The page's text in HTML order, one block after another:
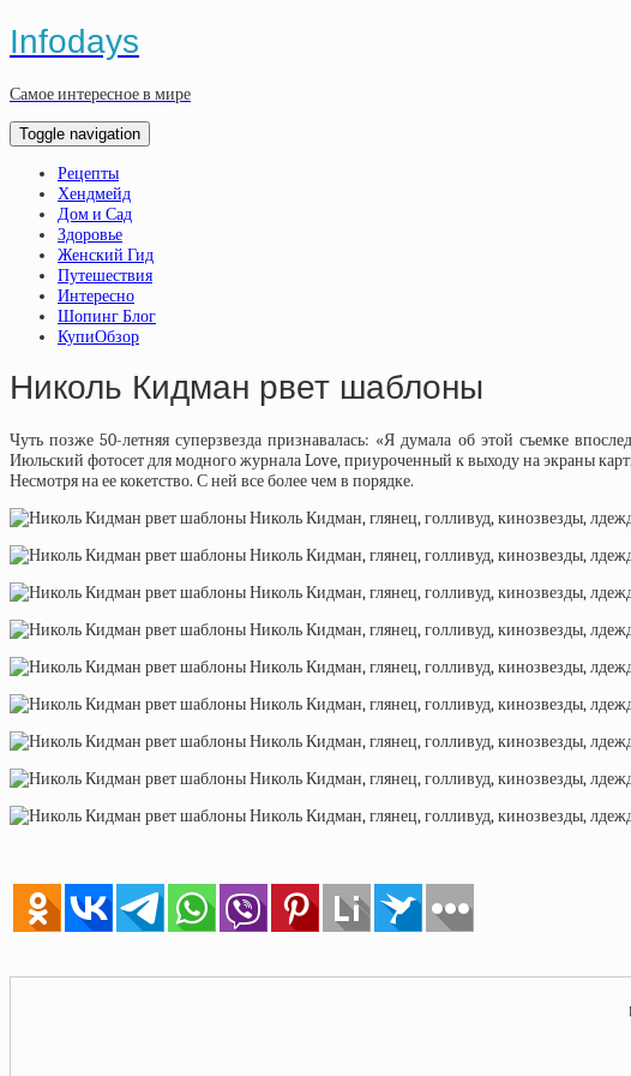
Infodays
Самое интересное в мире
Toggle navigation
Рецепты
Хендмейд
Дом и Сад
Здоровье
Женский Гид
Путешествия
Интересно
Шопинг Блог
КупиОбзор
Николь Кидман рвет шаблоны
Чуть позже 50-летняя суперзвезда признавалась: «Я думала об этой съемке
Июльский фотосет для модного журнала Love, приуроченный к выходу на экраны
Несмотря на ее кокетство. С ней все более чем в порядке.